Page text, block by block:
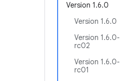
Version 1.6.0
Version 1.6.0
Version 1.6.0-
rc02
Version 1.6.0-
rc01